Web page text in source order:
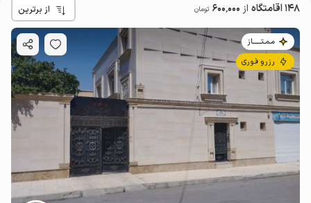
148 اقامتگاه از 600٬000 تومان از برترین
مـمـتــــــاز
رزرو فوری